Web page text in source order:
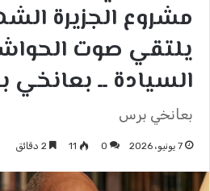
مشروع الجزيرة
يلتقي صوت
السيادة ــ
بعانخي برس
7 يونيو، 2026 0
11